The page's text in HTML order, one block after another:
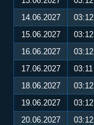
14.06.2027
03:12
15.06.2027
03:12
16.06.2027
03:12
17.06.2027
03:11
18.06.2027
03:12
19.06.2027
03:12
20.06.2027
03:12